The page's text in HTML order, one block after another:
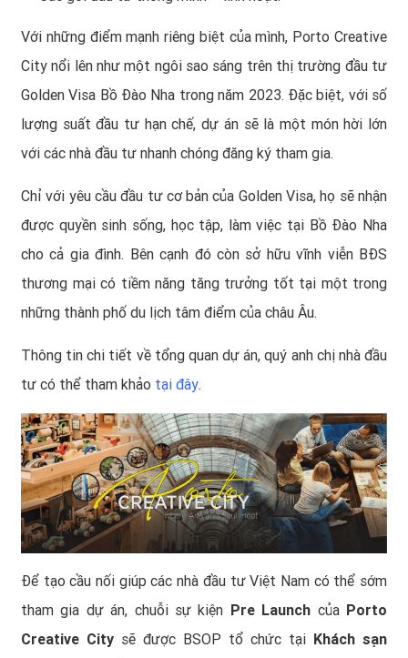
Với những điểm mạnh riêng biệt của mình, Porto Creative
City nổi lên như một ngôi sao sáng trên thị trường đầu tư
Golden Visa Bồ Đào Nha trong năm 2023. Đặc biệt, với số
lượng suất đầu tư hạn chế, dự án sẽ là một món hời lớn
với các nhà đầu tư nhanh chóng đăng ký tham gia.
Chỉ với yêu cầu đầu tư cơ bản của Golden Visa, họ sẽ nhận
được quyền sinh sống, học tập, làm việc tại Bồ Đào Nha
cho cả gia đình. Bên cạnh đó còn sở hữu vĩnh viễn BĐS
thương mại có tiềm năng tăng trưởng tốt tại một trong
những thành phố du lịch tâm điểm của châu Âu.
Thông tin chi tiết về tổng quan dự án, quý anh chị nhà đầu
tư có thể tham khảo tại đây.
Để tạo cầu nối giúp các nhà đầu tư Việt Nam có thể sớm
tham gia dự án, chuỗi sự kiện Pre Launch của Porto
Creative City sẽ được BSOP tổ chức tại Khách sạn